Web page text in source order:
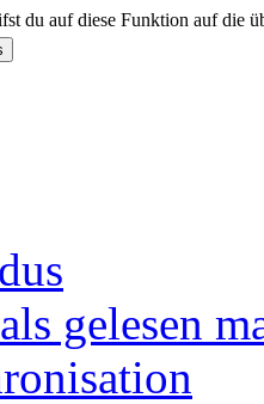
du auf diese Funktion auf die
gelesen